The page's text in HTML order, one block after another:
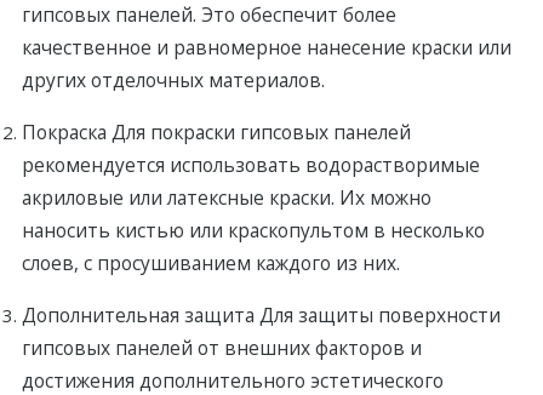
гипсовых панелей. Это обеспечит более
качественное и равномерное нанесение краски или
других отделочных материалов.
Покраска Для покраски гипсовых панелей
рекомендуется использовать водорастворимые
акриловые или латексные краски. Их можно
наносить кистью или краскопультом в несколько
слоев, с просушиванием каждого из них.
Дополнительная защита Для защиты поверхности
гипсовых панелей от внешних факторов и
достижения дополнительного эстетического